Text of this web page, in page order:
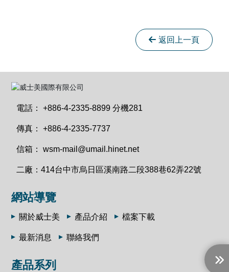
返回上一頁
電話：+886-4-2335-8899 分機281
傳真：+886-4-2335-7737
信箱：wsm-mail@umail.hinet.net
二廠：414台中市烏日區溪南路二段388巷62弄22號
網站導覽
關於威士美 產品介紹 檔案下載
最新消息 聯絡我們
產品系列